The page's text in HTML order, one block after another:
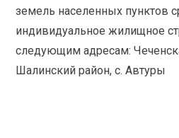
земель населенных пунктов
индивидуальное жилищное
следующим адресам:
Шалинский район, с. Автуры